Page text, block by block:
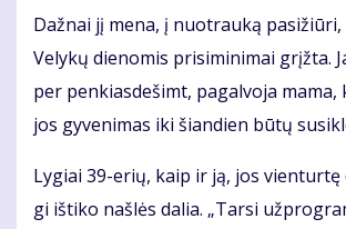
Daž­nai jį me­na, į nuo­trau­ką pa­si­žiū­ri,
Ve­ly­kų die­no­mis pri­si­mi­ni­mai grįž­ta.
per pen­kias­de­šimt, pa­gal­vo­ja ma­ma,
jos gy­ve­ni­mas iki šian­dien bū­tų
Ly­giai 39-erių, kaip ir ją, jos
gi iš­ti­ko naš­lės da­lia. „Tar­si